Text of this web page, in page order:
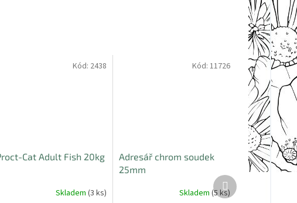
Cat Adult Fish 20kg
Skladem(3 ks)
Kód: 2438
Adresář chrom soudek
25mm
Skladem (5 ks)
Kód: 11726
Další
produkt